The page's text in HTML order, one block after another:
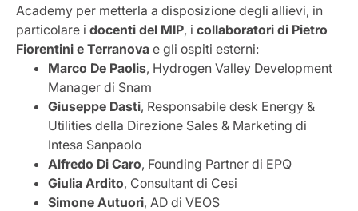
Academy per metterla a disposizione degli allievi, in
particolare i docenti del MIP, i collaboratori di Pietro
Fiorentini e Terranova e gli ospiti esterni:
Marco De Paolis, Hydrogen Valley Development
Manager di Snam
Giuseppe Dasti, Responsabile desk Energy &
Utilities della Direzione Sales & Marketing di
Intesa Sanpaolo
Alfredo Di Caro, Founding Partner di EPQ
Giulia Ardito, Consultant di Cesi
Simone Autuori, AD di VEOS